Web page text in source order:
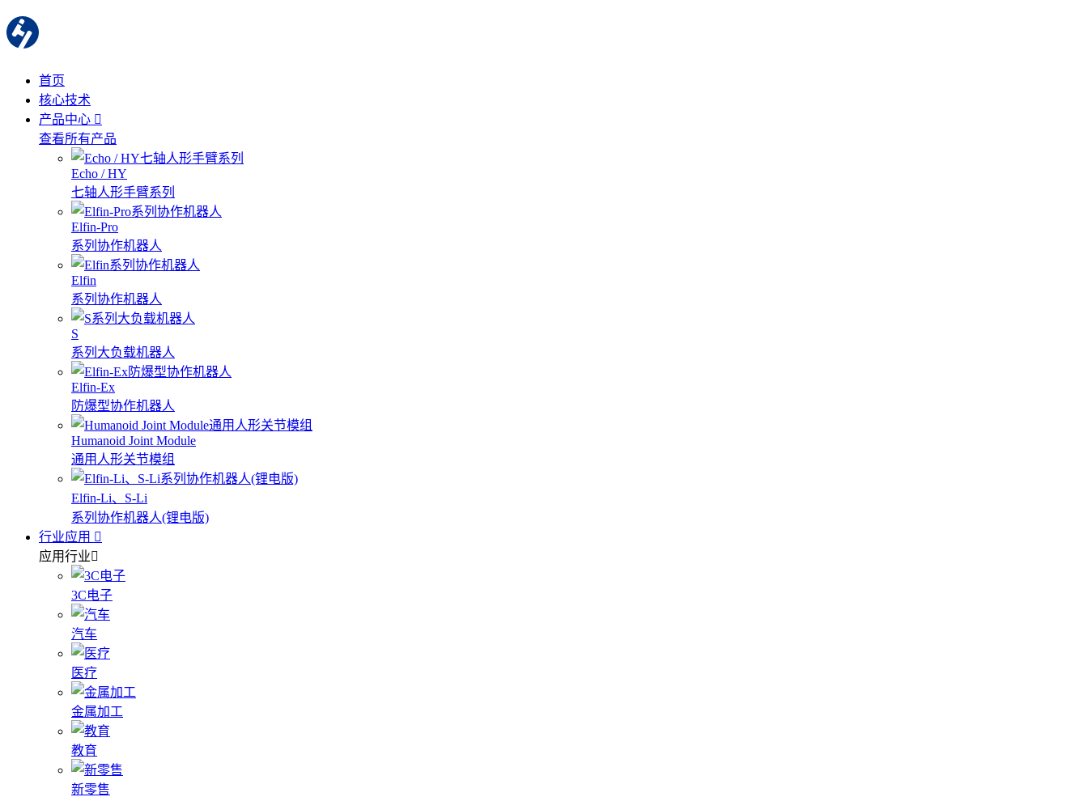
首页
核心技术
产品中心
查看所有产品
Echo / HY
七轴人形手臂系列
Elfin-Pro
系列协作机器人
Elfin
系列协作机器人
S
系列大负载机器人
Elfin-Ex
防爆型协作机器人
Humanoid Joint Module
通用人形关节模组
Elfin-Li、S-Li
系列协作机器人(锂电版)
行业应用
应用行业
3C电子
汽车
医疗
金属加工
教育
新零售